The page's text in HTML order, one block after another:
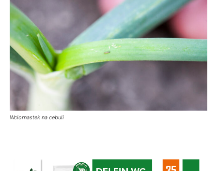
Wciornastek na cebuli